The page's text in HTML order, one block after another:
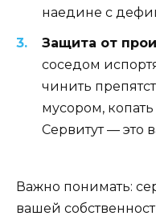
наедине с
Защита от
соседом
чинить
мусором,
Сервитут — это
Важно понимать:
вашей